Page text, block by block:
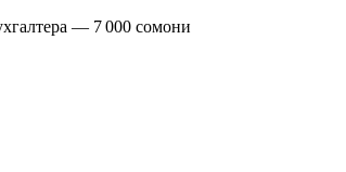
— 7 000 сомони